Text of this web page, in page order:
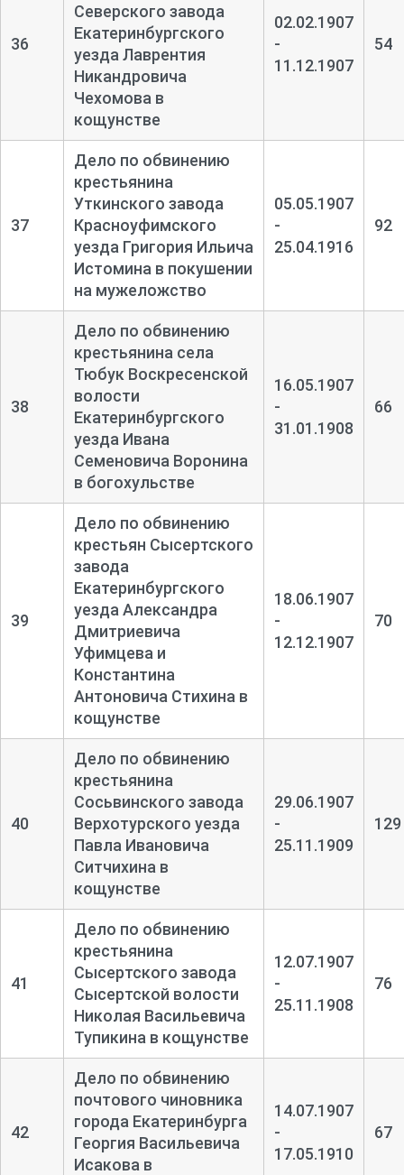
36
Северского завода
Екатеринбургского
уезда Лаврентия
Никандровича
Чехомова в
кощунстве
02.02.1907
-
11.12.1907
54
37
Дело по обвинению
крестьянина
Уткинского завода
Красноуфимского
уезда Григория Ильича
Истомина в покушении
на мужеложство
05.05.1907
-
25.04.1916
92
38
Дело по обвинению
крестьянина села
Тюбук Воскресенской
волости
Екатеринбургского
уезда Ивана
Семеновича Воронина
в богохульстве
16.05.1907
-
31.01.1908
66
39
Дело по обвинению
крестьян Сысертского
завода
Екатеринбургского
уезда Александра
Дмитриевича
Уфимцева и
Константина
Антоновича Стихина в
кощунстве
18.06.1907
-
12.12.1907
70
40
Дело по обвинению
крестьянина
Сосьвинского завода
Верхотурского уезда
Павла Ивановича
Ситчихина в
кощунстве
29.06.1907
-
25.11.1909
129
41
Дело по обвинению
крестьянина
Сысертского завода
Сысертской волости
Николая Васильевича
Тупикина в кощунстве
12.07.1907
-
25.11.1908
76
42
Дело по обвинению
почтового чиновника
города Екатеринбурга
Георгия Васильевича
Исакова в
14.07.1907
-
17.05.1910
67